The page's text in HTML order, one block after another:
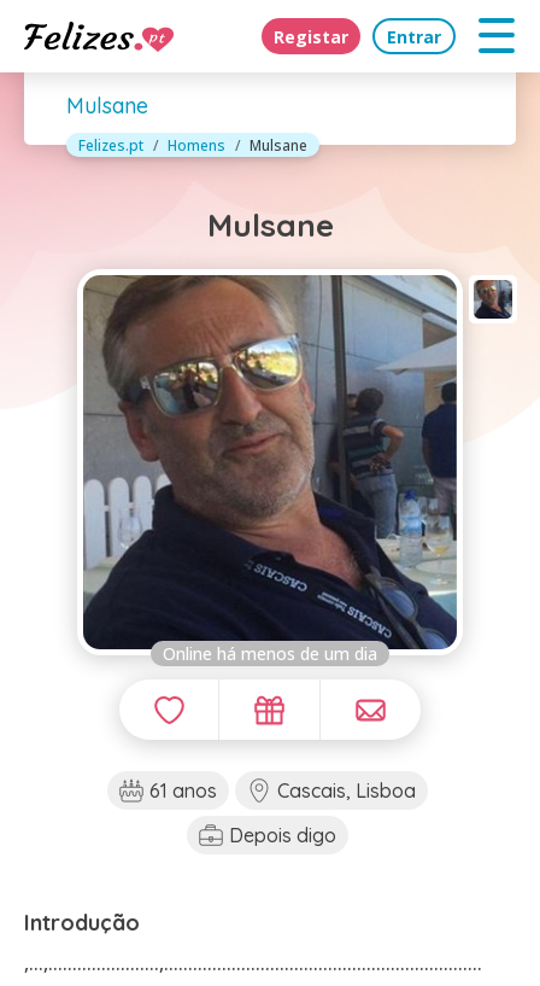
Registar Entrar
Mulsane
Felizes.pt Homens Mulsane
Mulsane
Online há menos de um dia
61 anos
Cascais, Lisboa
Depois digo
Introdução
,...,.......................,..................................................................